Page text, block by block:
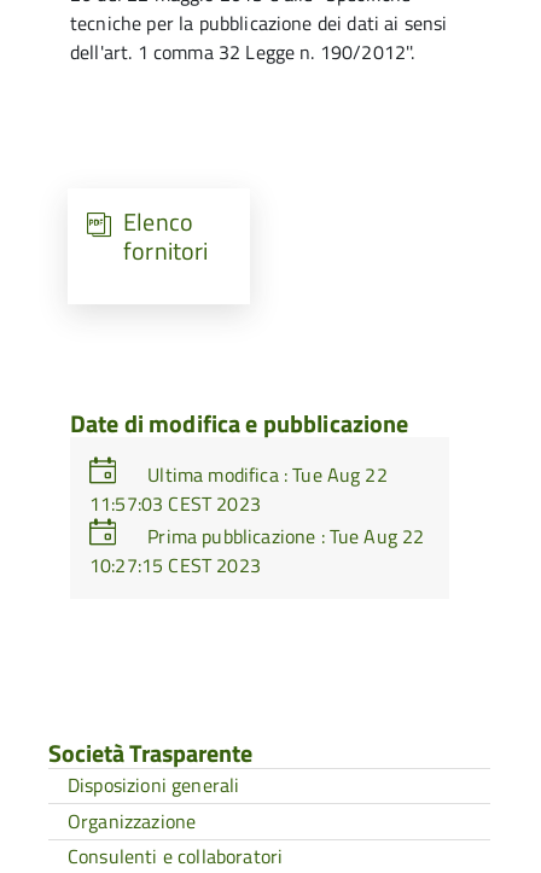
tecniche per la pubblicazione dei dati ai sensi
dell'art. 1 comma 32 Legge n. 190/2012''.
Elenco
fornitori
Date di modifica e pubblicazione
Ultima modifica : Tue Aug 22
11:57:03 CEST 2023
Prima pubblicazione : Tue Aug 22
10:27:15 CEST 2023
Società Trasparente
Disposizioni generali
Organizzazione
Consulenti e collaboratori